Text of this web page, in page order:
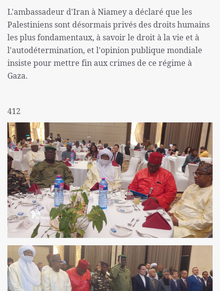
L'ambassadeur d'Iran à Niamey a déclaré que les
Palestiniens sont désormais privés des droits humains
les plus fondamentaux, à savoir le droit à la vie et à
l'autodétermination, et l'opinion publique mondiale
insiste pour mettre fin aux crimes de ce régime à
Gaza.
412